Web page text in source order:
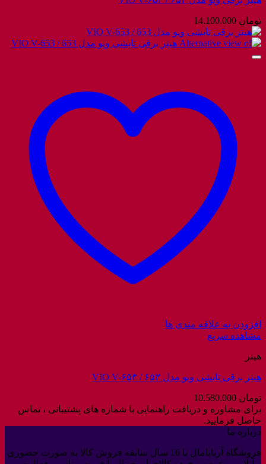
تومان
افزودن به علاقه مندی ها
مشاهده سریع
هیتر
هیتر برقی تابشی ویو مدل ۶۵۳ / VIO V-۶۵۳
تومان
برای مشاوره و دریافت راهنمایی با شماره های پشتیبانی ، تماس
حاصل فرمایید.
درباره ما
فروشگاه آربابامال با 16 سال سابقه فروش کالا به صورت حضوری